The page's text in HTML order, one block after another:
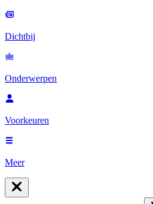
Dichtbij
Onderwerpen
Voorkeuren
Meer